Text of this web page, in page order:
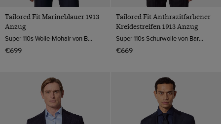
Tailored Fit Marineblauer 1913
Anzug
Super 110s Wolle-Mohair von Barberis, Italien
€699
Tailored Fit Anthrazitfarbener
Kreidestreifen 1913 Anzug
Super 110s Schurwolle von Barberis, Italien
€669